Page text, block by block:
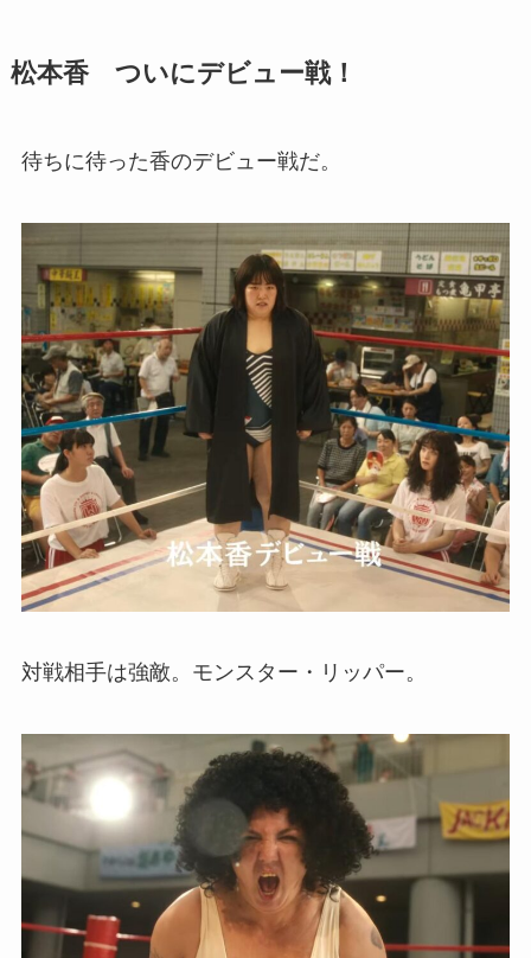
松本香 ついにデビュー戦！
待ちに待った香のデビュー戦だ。
対戦相手は強敵。モンスター・リッパー。